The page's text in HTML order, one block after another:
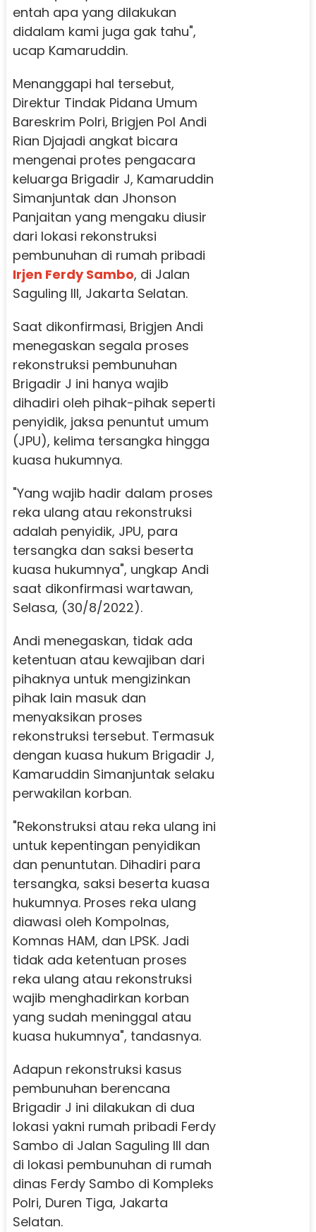
entah apa yang dilakukan
didalam kami juga gak tahu",
ucap Kamaruddin.
Menanggapi hal tersebut,
Direktur Tindak Pidana Umum
Bareskrim Polri, Brigjen Pol Andi
Rian Djajadi angkat bicara
mengenai protes pengacara
keluarga Brigadir J, Kamaruddin
Simanjuntak dan Jhonson
Panjaitan yang mengaku diusir
dari lokasi rekonstruksi
pembunuhan di rumah pribadi
Irjen Ferdy Sambo, di Jalan
Saguling III, Jakarta Selatan.
Saat dikonfirmasi, Brigjen Andi
menegaskan segala proses
rekonstruksi pembunuhan
Brigadir J ini hanya wajib
dihadiri oleh pihak-pihak seperti
penyidik, jaksa penuntut umum
(JPU), kelima tersangka hingga
kuasa hukumnya.
"Yang wajib hadir dalam proses
reka ulang atau rekonstruksi
adalah penyidik, JPU, para
tersangka dan saksi beserta
kuasa hukumnya", ungkap Andi
saat dikonfirmasi wartawan,
Selasa, (30/8/2022).
Andi menegaskan, tidak ada
ketentuan atau kewajiban dari
pihaknya untuk mengizinkan
pihak lain masuk dan
menyaksikan proses
rekonstruksi tersebut. Termasuk
dengan kuasa hukum Brigadir J,
Kamaruddin Simanjuntak selaku
perwakilan korban.
"Rekonstruksi atau reka ulang ini
untuk kepentingan penyidikan
dan penuntutan. Dihadiri para
tersangka, saksi beserta kuasa
hukumnya. Proses reka ulang
diawasi oleh Kompolnas,
Komnas HAM, dan LPSK. Jadi
tidak ada ketentuan proses
reka ulang atau rekonstruksi
wajib menghadirkan korban
yang sudah meninggal atau
kuasa hukumnya", tandasnya.
Adapun rekonstruksi kasus
pembunuhan berencana
Brigadir J ini dilakukan di dua
lokasi yakni rumah pribadi Ferdy
Sambo di Jalan Saguling III dan
di lokasi pembunuhan di rumah
dinas Ferdy Sambo di Kompleks
Polri, Duren Tiga, Jakarta
Selatan.